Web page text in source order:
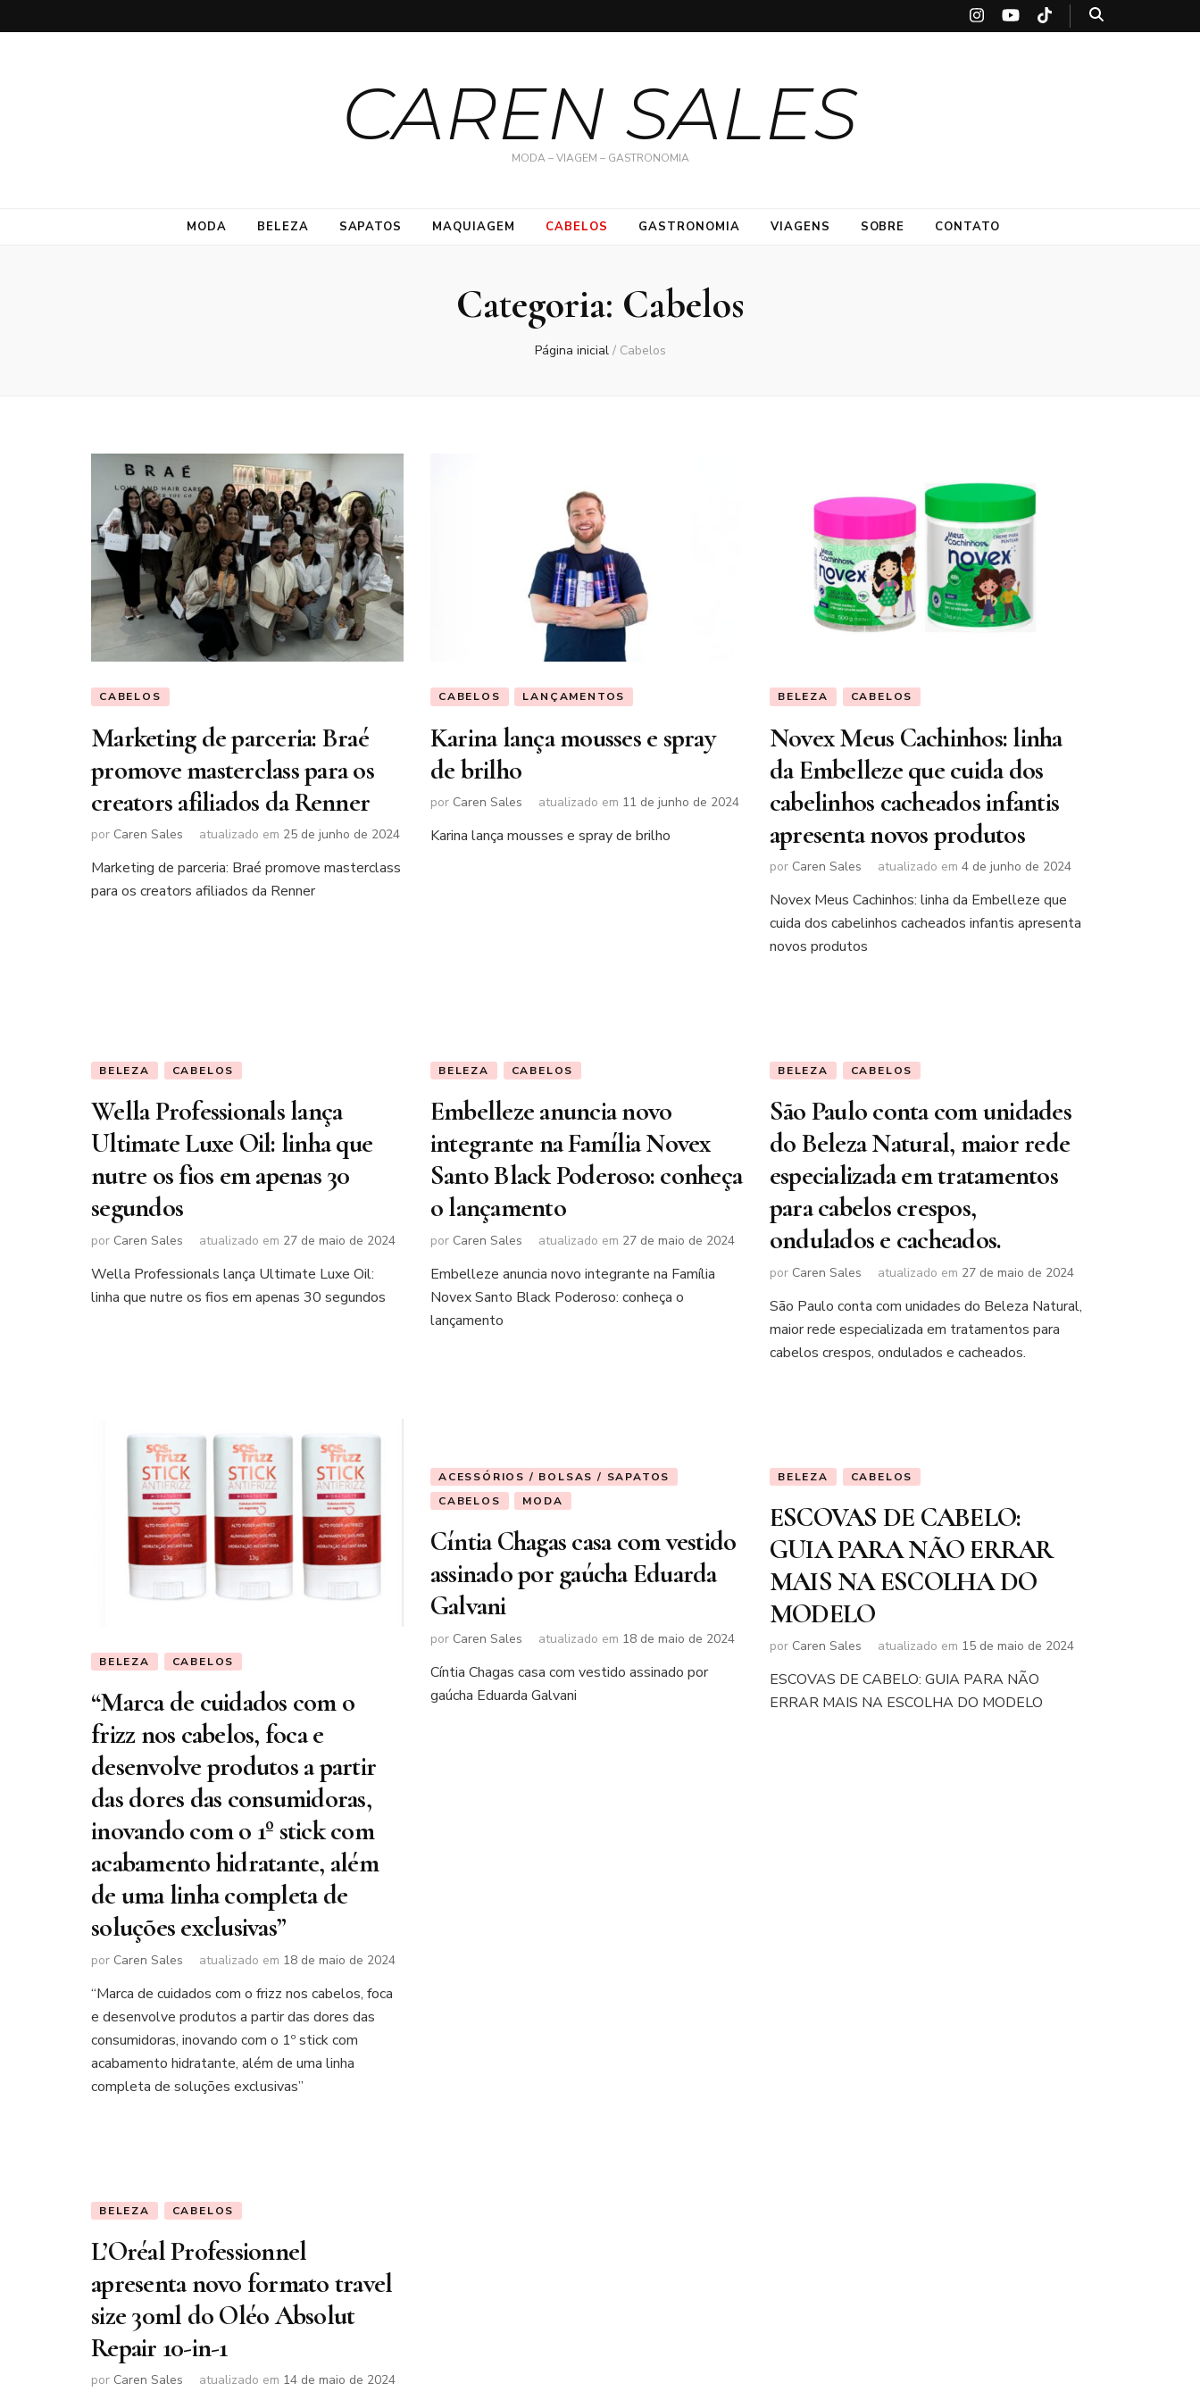
CAREN SALES
MODA – VIAGEM – GASTRONOMIA
MODA BELEZA SAPATOS MAQUIAGEM CABELOS GASTRONOMIA VIAGENS SOBRE CONTATO
Categoria: Cabelos
Página inicial / Cabelos
CABELOS
Marketing de parceria: Braé
promove masterclass para os
creators afiliados da Renner
por Caren Sales atualizado em 25 de junho de 2024
Marketing de parceria: Braé promove masterclass
para os creators afiliados da Renner
CABELOS LANÇAMENTOS
Karina lança mousses e spray
de brilho
por Caren Sales atualizado em 11 de junho de 2024
Karina lança mousses e spray de brilho
BELEZA CABELOS
Novex Meus Cachinhos: linha
da Embelleze que cuida dos
cabelinhos cacheados infantis
apresenta novos produtos
por Caren Sales atualizado em 4 de junho de 2024
Novex Meus Cachinhos: linha da Embelleze que
cuida dos cabelinhos cacheados infantis apresenta
novos produtos
BELEZA CABELOS
Wella Professionals lança
Ultimate Luxe Oil: linha que
nutre os fios em apenas 30
segundos
por Caren Sales atualizado em 27 de maio de 2024
Wella Professionals lança Ultimate Luxe Oil:
linha que nutre os fios em apenas 30 segundos
BELEZA CABELOS
Embelleze anuncia novo
integrante na Família Novex
Santo Black Poderoso: conheça
o lançamento
por Caren Sales atualizado em 27 de maio de 2024
Embelleze anuncia novo integrante na Família
Novex Santo Black Poderoso: conheça o
lançamento
BELEZA CABELOS
São Paulo conta com unidades
do Beleza Natural, maior rede
especializada em tratamentos
para cabelos crespos,
ondulados e cacheados.
por Caren Sales atualizado em 27 de maio de 2024
São Paulo conta com unidades do Beleza Natural,
maior rede especializada em tratamentos para
cabelos crespos, ondulados e cacheados.
BELEZA CABELOS
“Marca de cuidados com o
frizz nos cabelos, foca e
desenvolve produtos a partir
das dores das consumidoras,
inovando com o 1º stick com
acabamento hidratante, além
de uma linha completa de
soluções exclusivas”
por Caren Sales atualizado em 18 de maio de 2024
“Marca de cuidados com o frizz nos cabelos, foca
e desenvolve produtos a partir das dores das
consumidoras, inovando com o 1º stick com
acabamento hidratante, além de uma linha
completa de soluções exclusivas”
ACESSÓRIOS / BOLSAS / SAPATOS
CABELOS
MODA
Cíntia Chagas casa com vestido
assinado por gaúcha Eduarda
Galvani
por Caren Sales atualizado em 18 de maio de 2024
Cíntia Chagas casa com vestido assinado por
gaúcha Eduarda Galvani
BELEZA CABELOS
ESCOVAS DE CABELO:
GUIA PARA NÃO ERRAR
MAIS NA ESCOLHA DO
MODELO
por Caren Sales atualizado em 15 de maio de 2024
ESCOVAS DE CABELO: GUIA PARA NÃO
ERRAR MAIS NA ESCOLHA DO MODELO
BELEZA CABELOS
L’Oréal Professionnel
apresenta novo formato travel
size 30ml do Oléo Absolut
Repair 10-in-1
por Caren Sales atualizado em 14 de maio de 2024